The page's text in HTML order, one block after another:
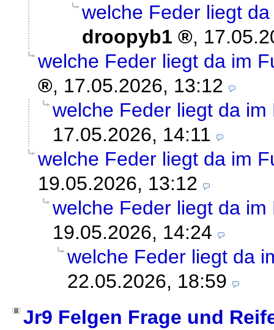
welche Feder liegt
droopyb1
,
welche Feder liegt da im
, 17.05.2026, 13:12
welche Feder liegt da
17.05.2026, 14:11
welche Feder liegt da im
19.05.2026, 13:12
welche Feder liegt da
19.05.2026, 14:24
welche Feder liegt da
22.05.2026, 18:59
Jr9 Felgen Frage und